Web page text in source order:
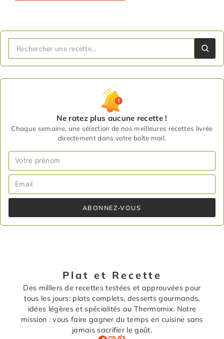
Ne ratez plus aucune recette !
Chaque semaine, une sélection de nos meilleures recettes livrée
directement dans votre boîte mail.
ABONNEZ-VOUS
Plat et Recette
Des milliers de recettes testées et approuvées pour
tous les jours: plats complets, desserts gourmands,
idées légères et spécialités au Thermomix. Notre
mission : vous faire gagner du temps en cuisine sans
jamais sacrifier le goût.